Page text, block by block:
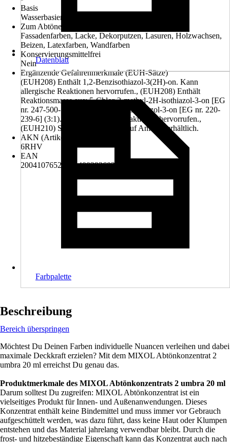
Basis
Wasserbasierend
Zum Abtönen von
Fassadenfarben, Lacke, Dekorputzen, Lasuren, Holzwachsen,
Beizen, Latexfarben, Wandfarben
Konservierungsmittelfrei
Nein
Ergänzende Gefahrenmerkmale (EUH-Sätze)
(EUH208) Enthält 1,2-Benzisothiazol-3(2H)-on. Kann
allergische Reaktionen hervorrufen., (EUH208) Enthält
Reaktionsmasse aus: 5-Chlor-2-methyl-2H-isothiazol-3-on [EG
nr. 247-500-7] und 2-Methyl-2H-isothiazol-3-on [EG nr. 220-
239-6] (3:1). Kann allergische Reaktionen hervorrufen.,
(EUH210) Sicherheitsdatenblatt auf Anfrage erhältlich.
AKN (Artikelkurznummer)
6RHV
EAN
2004107652009, 4002926020205
Datenblatt
Farbpalette
Beschreibung
Bereich überspringen
Möchtest Du Deinen Farben individuelle Nuancen verleihen und dabei
maximale Deckkraft erzielen? Mit dem MIXOL Abtönkonzentrat 2
umbra 20 ml erreichst Du genau das.
Produktmerkmale des MIXOL Abtönkonzentrats 2 umbra 20 ml
Darum solltest Du zugreifen: MIXOL Abtönkonzentrat ist ein
vielseitiges Produkt für Innen- und Außenanwendungen. Dieses
Konzentrat enthält keine Bindemittel und muss immer vor Gebrauch
aufgeschüttelt werden, was dazu führt, dass keine Haut oder Klumpen
entstehen und das Material jahrelang verwendbar bleibt. Durch die
frost- und hitzebeständige Eigenschaft kann das Konzentrat auch nach